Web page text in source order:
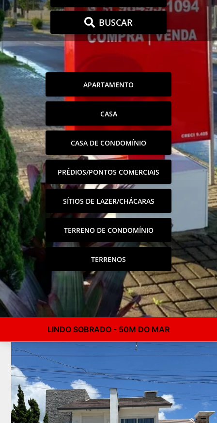
BUSCAR
APARTAMENTO
CASA
CASA DE CONDOMÍNIO
PRÉDIOS/PONTOS COMERCIAIS
SÍTIOS DE LAZER/CHÁCARAS
TERRENO DE CONDOMÍNIO
TERRENOS
LINDO SOBRADO - 50M DO MAR